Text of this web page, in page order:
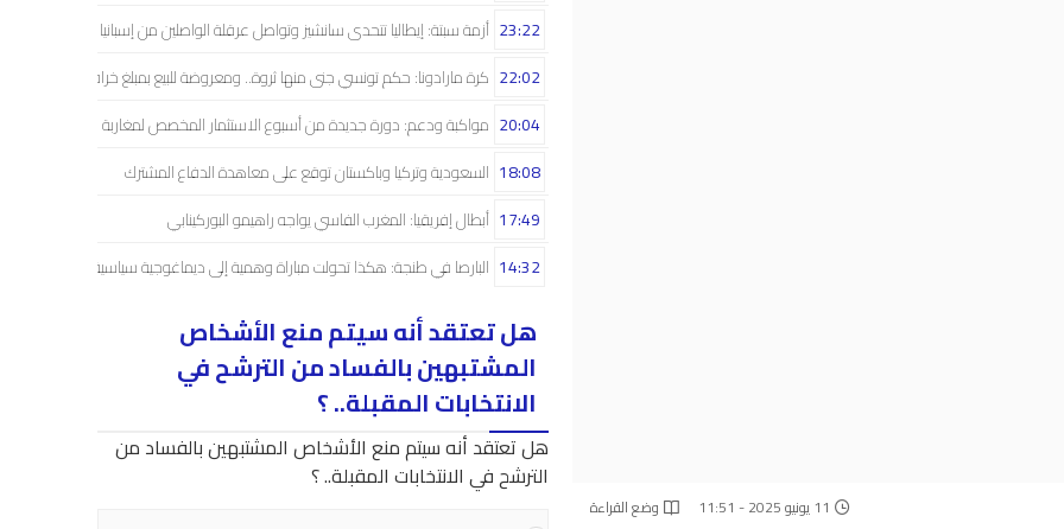
11 يونيو 2025 - 11:51 وضع القراءة
أزمة سبتة: إيطاليا تتحدى سانشيز وتواصل عرقلة الواصلين من إسبانيا 23:22
كرة مارادونا: حكم تونسي جنى منها ثروة.. ومعروضة للبيع بمبلغ خرافي 22:02
مواكبة ودعم: دورة جديدة من أسبوع الاستثمار المخصص لمغاربة العالم 20:04
السعودية وتركيا وباكستان توقع على معاهدة الدفاع المشترك 18:08
أبطال إفريقيا: المغرب الفاسي يواجه راهيمو البوركينابي 17:49
البارصا في طنجة: هكذا تحولت مباراة وهمية إلى ديماغوجية سياسية..! 14:32
هل تعتقد أنه سيتم منع الأشخاص
المشتبهين بالفساد من الترشح في
الانتخابات المقبلة.. ؟
هل تعتقد أنه سيتم منع الأشخاص المشتبهين بالفساد من
الترشح في الانتخابات المقبلة.. ؟